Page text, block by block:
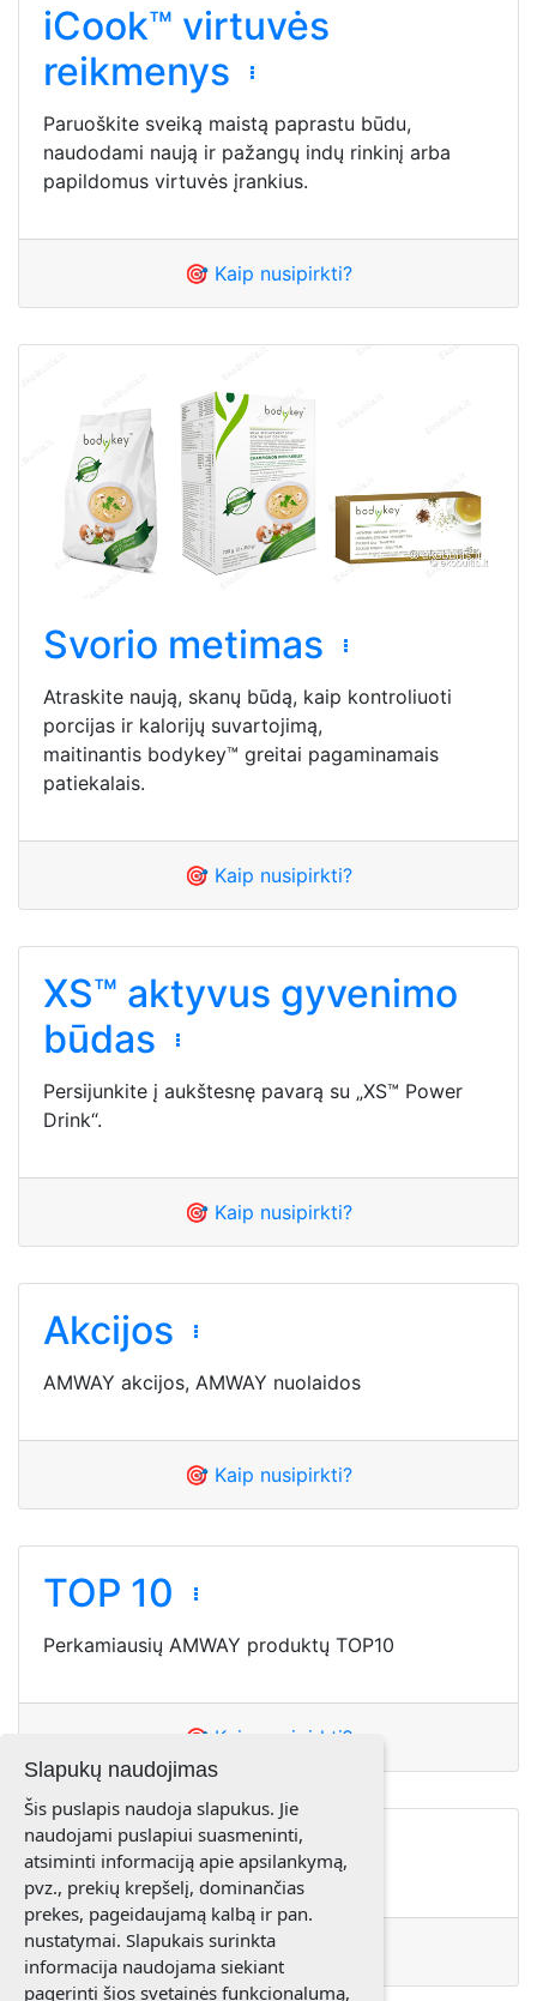
iCook™ virtuvės
reikmenys
Paruoškite sveiką maistą paprastu būdu,
naudodami naują ir pažangų indų rinkinį arba
papildomus virtuvės įrankius.
🎯 Kaip nusipirkti?
Svorio metimas
Atraskite naują, skanų būdą, kaip kontroliuoti
porcijas ir kalorijų suvartojimą,
maitinantis bodykey™ greitai pagaminamais
patiekalais.
🎯 Kaip nusipirkti?
XS™ aktyvus gyvenimo
būdas
Persijunkite į aukštesnę pavarą su „XS™ Power
Drink“.
🎯 Kaip nusipirkti?
Akcijos
AMWAY akcijos, AMWAY nuolaidos
🎯 Kaip nusipirkti?
TOP 10
Perkamiausių AMWAY produktų TOP10
🎯 Kaip nusipirkti?
Naujienos
🎯 Kaip nusipirkti?
Slapukų naudojimas
Šis puslapis naudoja slapukus. Jie
naudojami puslapiui suasmeninti,
atsiminti informaciją apie apsilankymą,
pvz., prekių krepšelį, dominančias
prekes, pageidaujamą kalbą ir pan.
nustatymai. Slapukais surinkta
informacija naudojama siekiant
pagerinti šios svetainės funkcionalumą,